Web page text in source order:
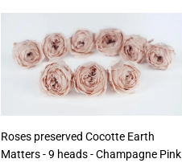
zzgl.
MwSt
(VAT/IVA
excl.)
Roses preserved Cocotte Earth
Matters - 9 heads - Champagne Pink